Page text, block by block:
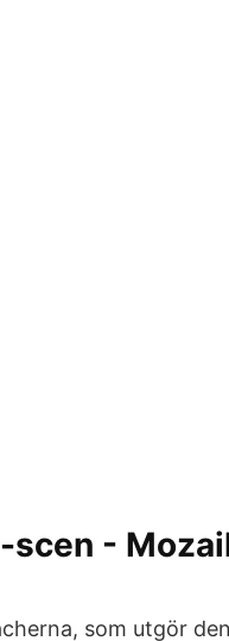
-
som utgör